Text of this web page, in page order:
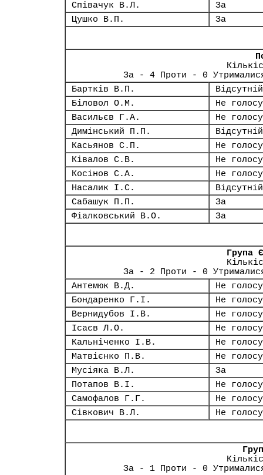
Співачук В.Л.
За
Цушко В.П.
За
За - 4 Проти - 0
Бартків В.П.
Відсутній
Біловол О.М.
Не
Васильєв Г.А.
Не
Димінський П.П.
Відсутній
Касьянов С.П.
Не
Ківалов С.В.
Не
Косінов С.А.
Не
Насалик І.С.
Відсутній
Сабашук П.П.
За
Фіалковський В.О.
За
Група
За - 2 Проти - 0
Антемюк В.Д.
Не
Бондаренко Г.І.
Не
Вернидубов І.В.
Не
Ісаєв Л.О.
Не
Кальніченко І.В.
Не
Матвієнко П.В.
Не
Мусіяка В.Л.
За
Потапов В.І.
Не
Самофалов Г.Г.
Не
Сівкович В.Л.
Не
За - 1 Проти - 0